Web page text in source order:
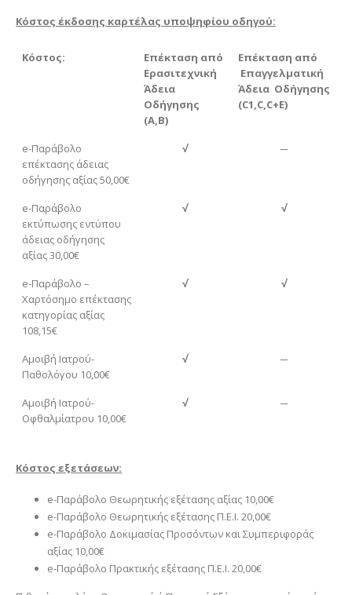
Κόστος έκδοσης καρτέλας υποψηφίου οδηγού:
Κόστος:
Επέκταση από
Ερασιτεχνική
Άδεια
Οδήγησης
(A,B)
Επέκταση από
Επαγγελματική
Άδεια Οδήγησης
(C1,C,C+E)
e-Παράβολο
επέκτασης άδειας
οδήγησης αξίας 50,00€
√ ─
e-Παράβολο
εκτύπωσης εντύπου
άδειας οδήγησης
αξίας 30,00€
√ √
e-Παράβολο –
Χαρτόσημο επέκτασης
κατηγορίας αξίας
108,15€
√ √
Αμοιβή Ιατρού-
Παθολόγου 10,00€
√ ─
Αμοιβή Ιατρού-
Οφθαλμίατρου 10,00€
√ ─
Κόστος εξετάσεων:
e-Παράβολο Θεωρητικής εξέτασης αξίας 10,00€
e-Παράβολο Θεωρητικής εξέτασης Π.Ε.Ι. 20,00€
e-Παράβολο Δοκιμασίας Προσόντων και Συμπεριφοράς
αξίας 10,00€
e-Παράβολο Πρακτικής εξέτασης Π.Ε.Ι. 20,00€